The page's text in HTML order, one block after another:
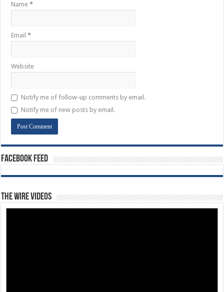
Name*
Email*
Website
Notify me of follow-up comments by email.
Notify me of new posts by email.
Facebook Feed
The Wire Videos